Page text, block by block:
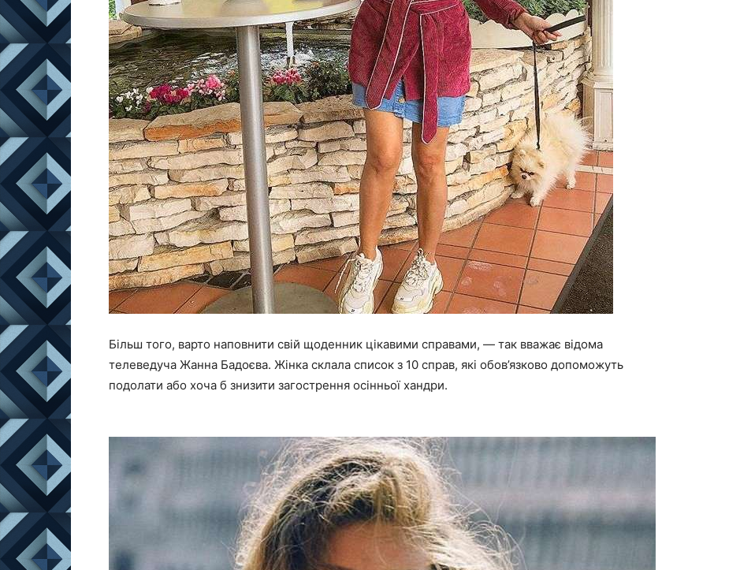
Більш того, варто наповнити свій щоденник цікавими справами, — так вважає відома
телеведуча Жанна Бадоєва. Жінка склала список з 10 справ, які обов’язково допоможуть
подолати або хоча б знизити загострення осінньої хандри.